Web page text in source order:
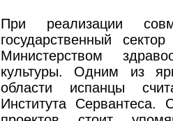
При реализации
государственный
Министерством
культуры. Одним из
области испанцы
Института Сервантеса.